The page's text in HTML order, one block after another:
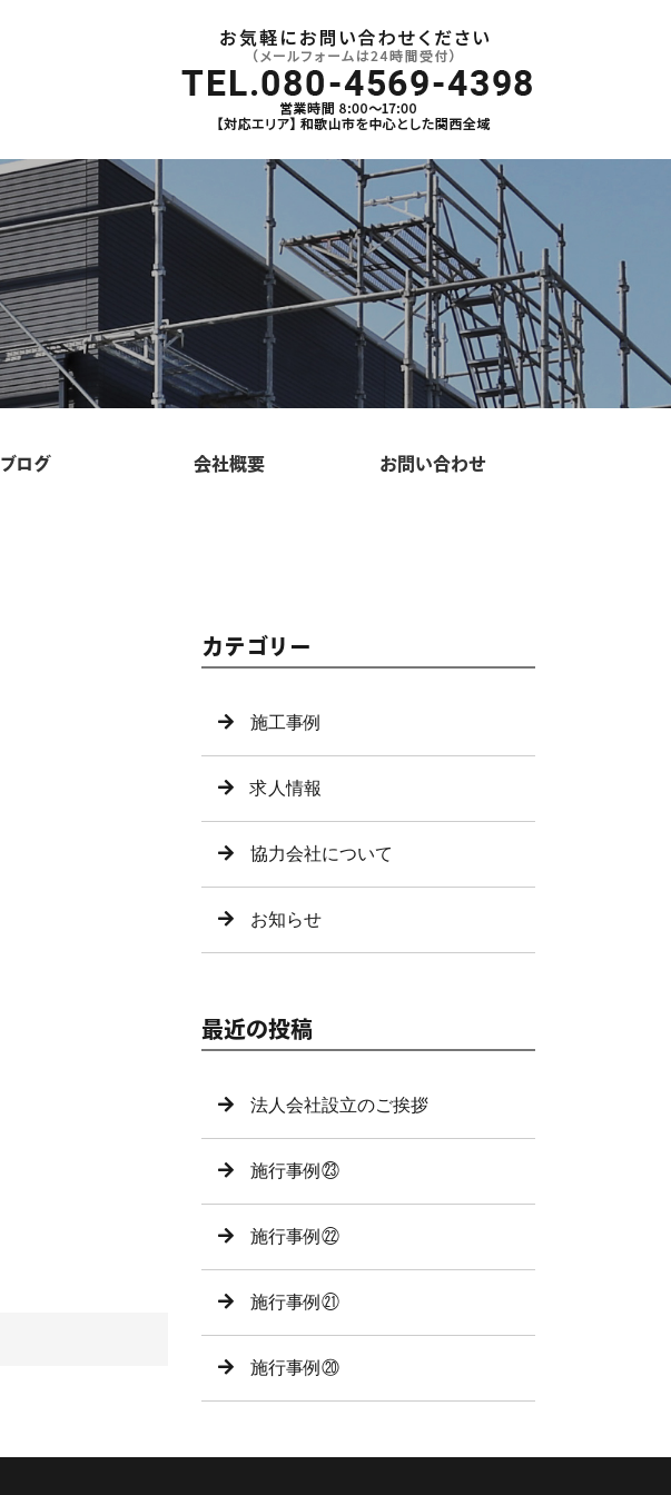
ブログ 会社概要 お問い合わせ
カテゴリー
施工事例
求人情報
協力会社について
お知らせ
最近の投稿
法人会社設立のご挨拶
施行事例㉓
施行事例㉒
施行事例㉑
施行事例⑳